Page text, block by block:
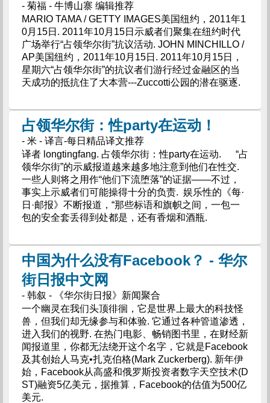
- 菊福 - 牛博山寨 编辑推荐
MARIO TAMA / GETTY IMAGES美国纽约，2011年1
0月15日. 2011年10月15日示威者们聚集在纽约时代
广场举行“占领华尔街”抗议活动. JOHN MINCHILLO /
AP美国纽约，2011年10月15日. 2011年10月15日，
星期六“占领华尔街”的抗议者们游行经过金融区的当
天成功的抵抗住了大本营---Zuccotti公园的潜在驱逐.
占领华尔街：性party在运动！
- 米 - 译言-每日精品译文推荐
译者 longtingfang. 占领华尔街：性party在运动. “占
领华尔街”的示威报道越来越多地注意到他们在性交.
一些人则将之用作“他们下流堕落”的证据——不过，
事实上示威者们可能操得十分的负责. 娱乐性的《每·
日·邮报》不断报道，“那些标语和旗帜之间，一包一
包的安全套丢得到处都是，还有香烟和酒瓶.
中国为什么没有Facebook？ - 华尔
街日报中文网
- 韩叙 - 《华尔街日报》新闻聚合
一个幽灵在我们头顶徘徊，它是世界上最大的科技怪
兽，但我们却无缘参与和体验. 它通过各种管道渗透，
进入我们的视野. 在热门电影、畅销图书里，在财经新
闻报道里，你都无法绕开这个名字，它就是Facebook
及其创始人马克•扎克伯格(Mark Zuckerberg). 新年伊
始，Facebook从高盛和俄罗斯投资者数字天空技术(D
ST)融资5亿美元，据推算，Facebook的估值为500亿
美元.